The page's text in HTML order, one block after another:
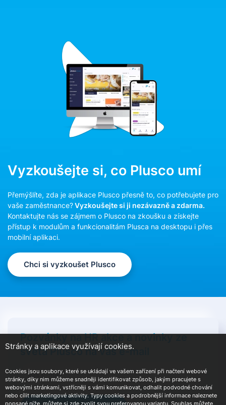
Vyzkoušejte si, co Plusco umí
Přemýšlíte, zda je aplikace Plusco přesně to, co potřebujete pro
vaše zaměstnance?Vyzkoušejte si ji nezávazně a zdarma.
Kontaktujte nás se zájmem o Plusco na zkoušku a získejte
přístup k modulům a funkcionalitám Plusca na desktopu i přes
mobilní aplikaci.
Chci si vyzkoušet Plusco
Pozvánky na HR akce a novinky ze
světa Plusco na váš e-mail
Stránky a aplikace využívají cookies.
Cookies jsou soubory, které se ukládají ve vašem zařízení při načtení webové
stránky, díky nim můžeme snadněji identifikovat způsob, jakým pracujete s
webovými stránkami, vstřícněji s vámi komunikovat, odhalit podvodné chování
nebo cílit marketingové aktivity. Typy cookies a podrobnější informace naleznete
popsané níže, můžete si zde zvolit svou preferovanou variantu. Souhlas můžete